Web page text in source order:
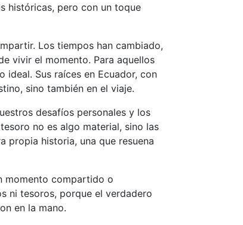
históricas, pero con un toque
Los tiempos han cambiado,
vivir el momento. Para aquellos
Sus raíces en Ecuador, con
sino también en el viaje.
desafíos personales y los
no es algo material, sino las
propia historia, una que resuena
momento compartido o
ni tesoros, porque el verdadero
en la mano.